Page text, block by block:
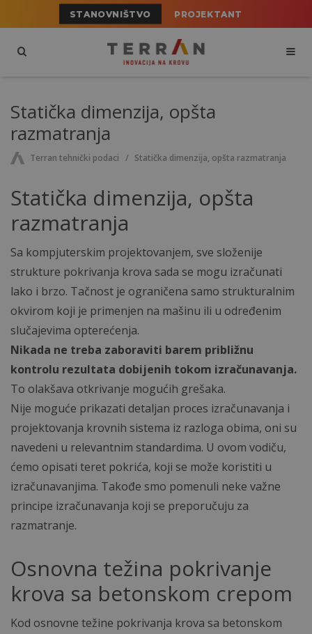
STANOVNIŠTVO PROJEKTANT
Statička dimenzija, opšta
razmatranja
Terran tehnički podaci Statička dimenzija, opšta razmatranja
Statička dimenzija, opšta
razmatranja
Sa kompjuterskim projektovanjem, sve složenije
strukture pokrivanja krova sada se mogu izračunati
lako i brzo. Tačnost je ograničena samo strukturalnim
okvirom koji je primenjen na mašinu ili u određenim
slučajevima opterećenja.
Nikada ne treba zaboraviti barem približnu
kontrolu rezultata dobijenih tokom izračunavanja.
To olakšava otkrivanje mogućih grešaka.
Nije moguće prikazati detaljan proces izračunavanja i
projektovanja krovnih sistema iz razloga obima, oni su
navedeni u relevantnim standardima. U ovom vodiču,
ćemo opisati teret pokrića, koji se može koristiti u
izračunavanjima. Takođe smo pomenuli neke važne
principe izračunavanja koji se preporučuju za
razmatranje.
Osnovna težina pokrivanje
krova sa betonskom crepom
Kod osnovne težine pokrivanja krova sa betonskom